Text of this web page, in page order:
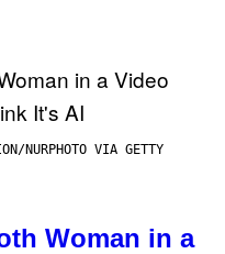
NURPHOTO VIA GETTY
Woman in a